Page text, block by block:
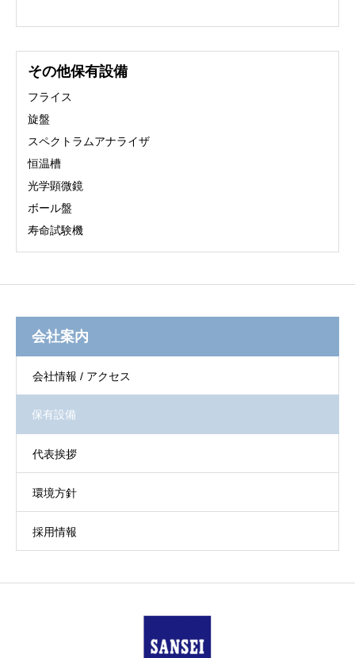
その他保有設備
フライス
旋盤
スペクトラムアナライザ
恒温槽
光学顕微鏡
ボール盤
寿命試験機
会社案内
会社情報 / アクセス
保有設備
代表挨拶
環境方針
採用情報